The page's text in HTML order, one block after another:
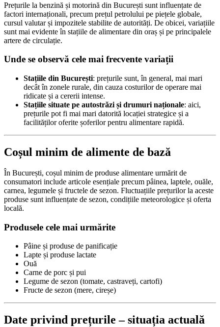
Prețurile la benzină și motorină din București sunt influențate de
factori internaționali, precum prețul petrolului pe piețele globale,
cursul valutar și impozitele stabilite de autorități. De obicei, variațiile
sunt mai evidente în stațiile de alimentare din oraș și pe principalele
artere de circulație.
Unde se observă cele mai frecvente variații
Stațiile din București: prețurile sunt, în general, mai mari
decât în zonele rurale, din cauza costurilor de operare mai
ridicate și a cererii intense.
Stațiile situate pe autostrăzi și drumuri naționale: aici,
prețurile pot fi mai mari datorită locației strategice și a
facilităților oferite șoferilor pentru alimentare rapidă.
Coșul minim de alimente de bază
În București, coșul minim de produse alimentare urmărit de
consumatori include articole esențiale precum pâinea, laptele, ouăle,
carnea, legumele și fructele de sezon. Fluctuațiile prețurilor la aceste
produse sunt influențate de sezon, condițiile meteorologice și oferta
locală.
Produsele cele mai urmărite
Pâine și produse de panificație
Lapte și produse lactate
Ouă
Carne de porc și pui
Legume de sezon (tomate, castraveți, cartofi)
Fructe de sezon (mere, cireșe)
Date privind prețurile – situația actuală